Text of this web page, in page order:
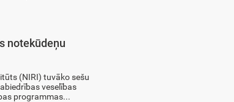
notekūdeņu
(NIRI) tuvāko sešu
veselības
programmas...